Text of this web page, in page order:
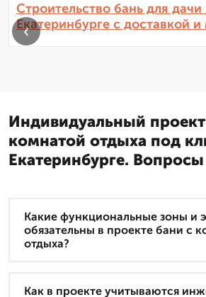
Строительство бань для
Екатеринбурге с доставкой
‹
Индивидуальный
комнатой отдыха под
Екатеринбурге. Вопросы
Какие функциональные зоны и
обязательны в проекте бани с
отдыха?
Как в проекте учитываются